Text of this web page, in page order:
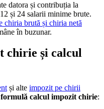
datora și contribuția la
și 24 salarii minime brute.
chiria brută și chiria netă
în buzunar.
chirie și calcul
și alte impozit pe chirii
formulă calcul impozit chirie: